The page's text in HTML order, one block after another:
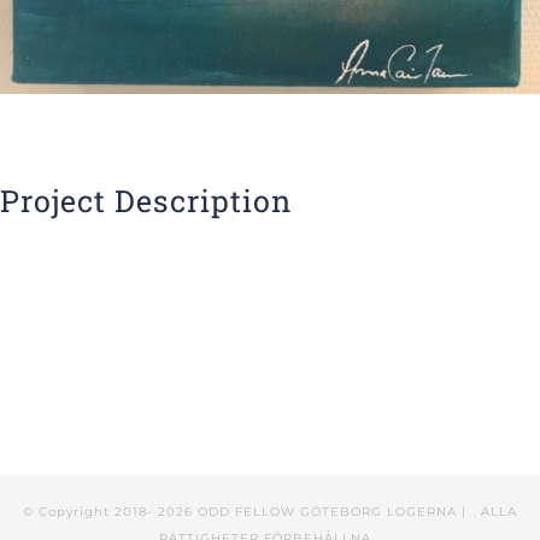
Project Description
© Copyright 2018- 2026 ODD FELLOW GÖTEBORG LOGERNA | ALLA